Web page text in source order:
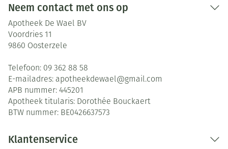
Neem contact met ons op
Apotheek De Wael BV
Voordries 11
9860 Oosterzele
Telefoon: 09 362 88 58
E-mailadres: apotheekdewael@gmail.com
APB nummer: 445201
Apotheek titularis: Dorothée Bouckaert
BTW nummer: BE0426637573
Klantenservice